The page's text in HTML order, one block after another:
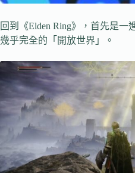
回到《Elden Ring》，首先是一
幾乎完全的「開放世界」。